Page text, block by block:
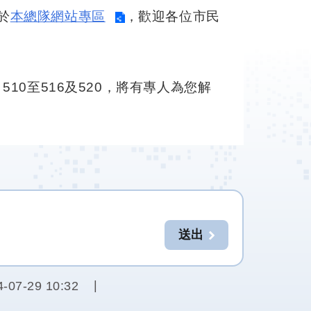
本總隊網站專區 ，歡迎各位市民
至516及520，將有專人為您解
07-29 10:32